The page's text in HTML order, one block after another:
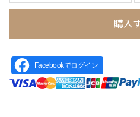
購入
Facebookでログイン